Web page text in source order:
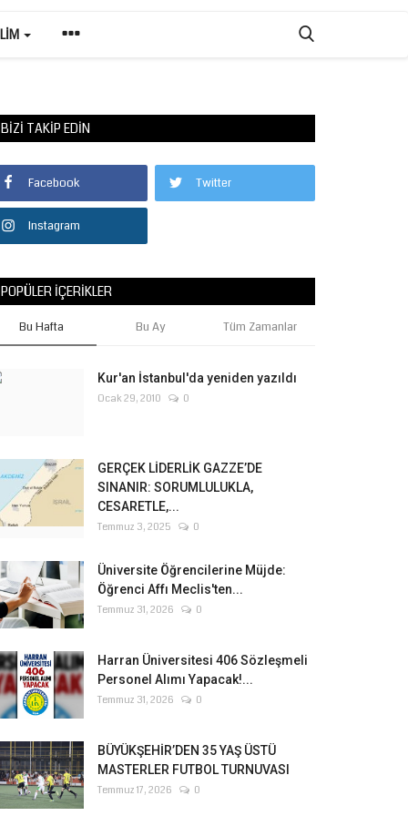
BIZI TAKIP EDIN
Facebook Twitter
Instagram
POPÜLER İÇERIKLER
Bu Hafta Bu Ay Tüm Zamanlar
Kur'an İstanbul'da yeniden yazıldı
Ocak 29, 2010 0
GERÇEK LİDERLİK GAZZE’DE
SINANIR: SORUMLULUKLA,
CESARETLE,...
Temmuz 3, 2025 0
Üniversite Öğrencilerine Müjde:
Öğrenci Affı Meclis'ten...
Temmuz 31, 2026 0
Harran Üniversitesi 406 Sözleşmeli
Personel Alımı Yapacak!...
Temmuz 31, 2026 0
BÜYÜKŞEHİR’DEN 35 YAŞ ÜSTÜ
MASTERLER FUTBOL TURNUVASI
Temmuz 17, 2026 0